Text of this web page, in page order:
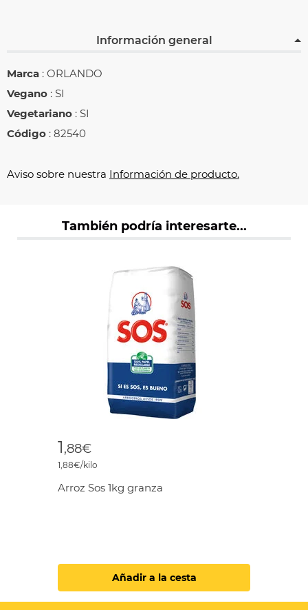
Información general
Marca : ORLANDO
Vegano : SI
Vegetariano : SI
Código : 82540
Aviso sobre nuestra Información de producto.
También podría interesarte...
1,88€
1,88€/kilo
Arroz Sos 1kg granza
Añadir a la cesta